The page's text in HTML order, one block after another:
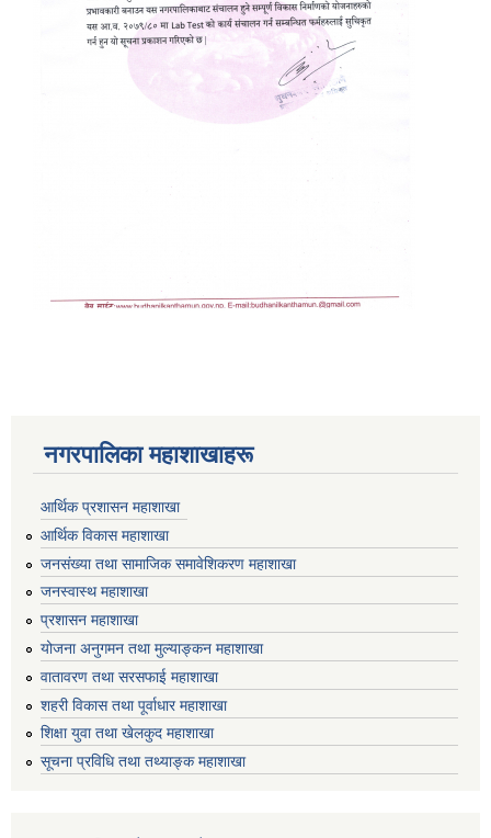
नगरपालिका महाशाखाहरू
आर्थिक प्रशासन महाशाखा
आर्थिक विकास महाशाखा
जनसंख्या तथा सामाजिक समावेशिकरण महाशाखा
जनस्वास्थ महाशाखा
प्रशासन महाशाखा
योजना अनुगमन तथा मुल्याङ्कन महाशाखा
वातावरण तथा सरसफाई महाशाखा
शहरी विकास तथा पूर्वाधार महाशाखा
शिक्षा युवा तथा खेलकुद महाशाखा
सूचना प्रविधि तथा तथ्याङ्क महाशाखा